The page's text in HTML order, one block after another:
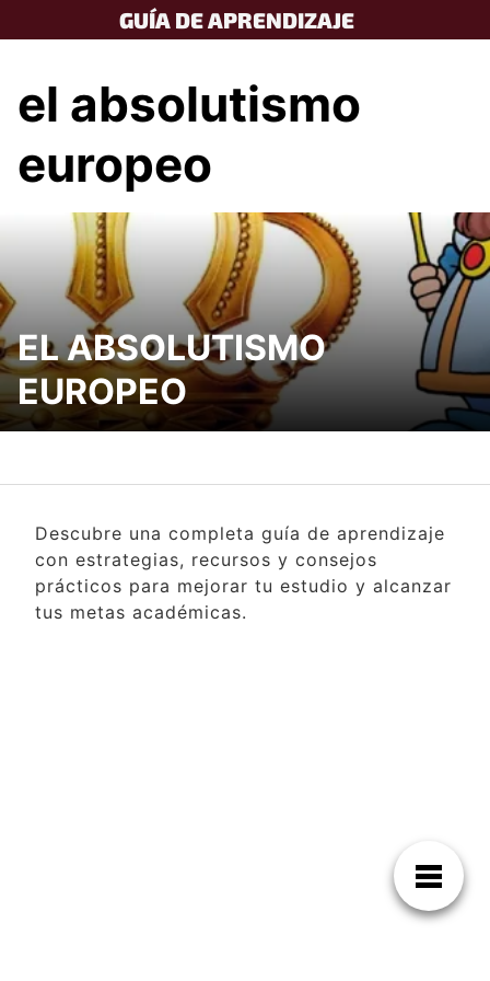
to
GUÍA DE APRENDIZAJE
el absolutismo
europeo
EL ABSOLUTISMO
EUROPEO
Descubre una completa guía de aprendizaje
con estrategias, recursos y consejos
prácticos para mejorar tu estudio y alcanzar
tus metas académicas.